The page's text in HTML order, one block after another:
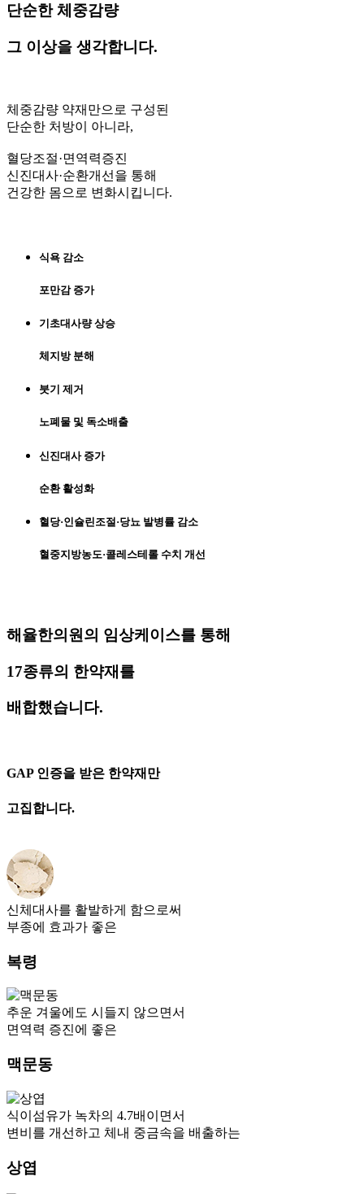
단순한 체중감량
그 이상을 생각합니다.
체중감량 약재만으로 구성된
단순한 처방이 아니라,
혈당조절·면역력증진
신진대사·순환개선을 통해
건강한 몸으로 변화시킵니다.
식욕 감소
포만감 증가
기초대사량 상승
체지방 분해
붓기 제거
노폐물 및 독소배출
신진대사 증가
순환 활성화
혈당·인슐린조절·당뇨 발병률 감소
혈중지방농도·콜레스테롤 수치 개선
해율한의원의 임상케이스를 통해
17종류의 한약재를
배합했습니다.
GAP 인증을 받은 한약재만
고집합니다.
신체대사를 활발하게 함으로써
부종에 효과가 좋은
복령
추운 겨울에도 시들지 않으면서
면역력 증진에 좋은
맥문동
식이섬유가 녹차의 4.7배이면서
변비를 개선하고 체내 중금속을 배출하는
상엽